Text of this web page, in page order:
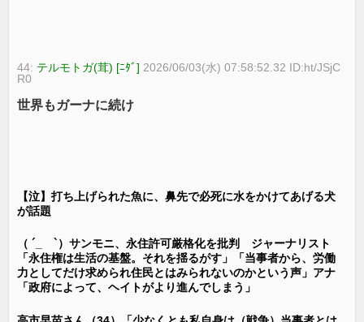
44: テルモトガ(茸) [ﾆﾀﾞ] 2026/06/03(水) 07:58:52.32 ID:ht/JSjC
R0
世界もガーナに続け
【泣】打ち上げられた魚に、鼻先で必死に水をかけてあげる犬
が話題
（ ´_ゝ`）サンモニ、永住許可厳格化を批判 ジャーナリスト
「永住権は生活の基盤。それを揺るがす」「当事者から、労働
力としてだけ求められ住民とはみられないのかという声」アナ
「政府によって、ヘイトがより進んでしまう」